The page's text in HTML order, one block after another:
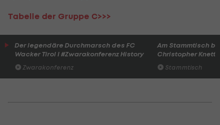
Tabelle der Gruppe C>>>
Der legendäre Durchmarsch des FC
Wacker Tirol I #Zwarakonferenz History
Zwarakonferenz
Am Stammtisch
Christopher Knett
Stammtisch